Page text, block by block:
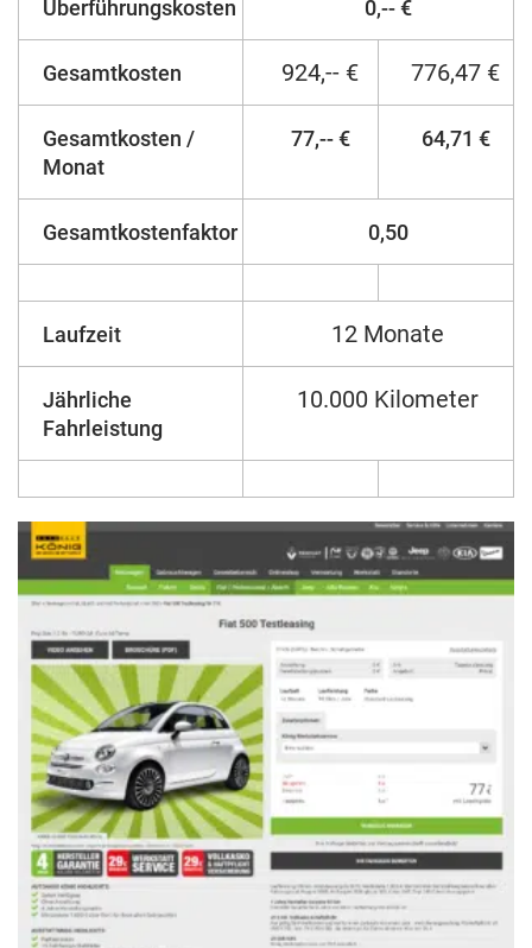
Überführungskosten 0,-- €
Gesamtkosten 924,-- € 776,47 €
Gesamtkosten /
Monat
77,-- € 64,71 €
Gesamtkostenfaktor 0,50
Laufzeit 12 Monate
Jährliche
Fahrleistung
10.000 Kilometer